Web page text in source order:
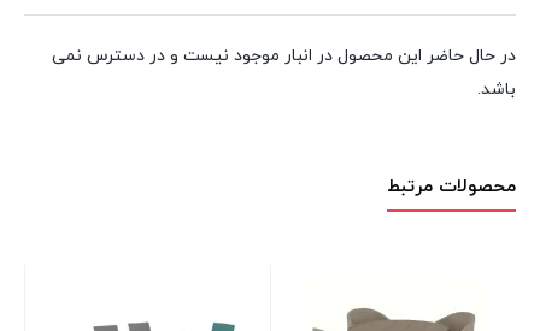
در حال حاضر این محصول در انبار موجود نیست و در دسترس نمی
باشد.
محصولات مرتبط